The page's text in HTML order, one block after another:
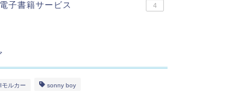
電子書籍サービス 4
モルカー sonny boy